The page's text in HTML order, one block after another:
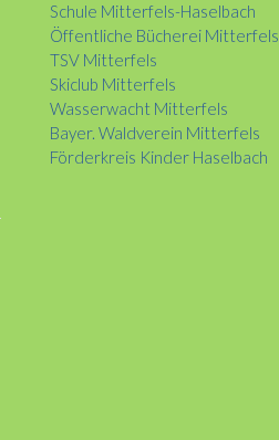
Schule Mitterfels-Haselbach
Öffentliche Bücherei Mitterfels
TSV Mitterfels
Skiclub Mitterfels
Wasserwacht Mitterfels
Bayer. Waldverein Mitterfels
Förderkreis Kinder Haselbach